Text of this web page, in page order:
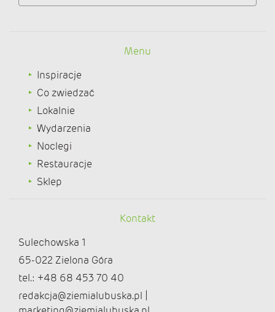
Menu
Inspiracje
Co zwiedzać
Lokalnie
Wydarzenia
Noclegi
Restauracje
Sklep
Kontakt
Sulechowska 1
65-022 Zielona Góra
tel.: +48 68 453 70 40
redakcja@ziemialubuska.pl |